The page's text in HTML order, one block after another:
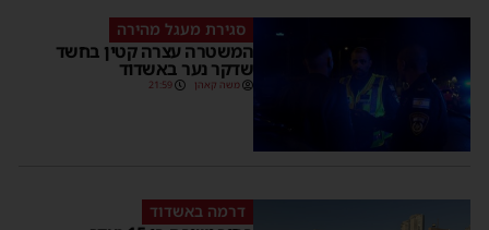
סגירת מעגל מהירה
המשטרה עצרה קטין בחשד
שדקר נער באשדוד
משה קאהן 21:59
דרמה באשדוד